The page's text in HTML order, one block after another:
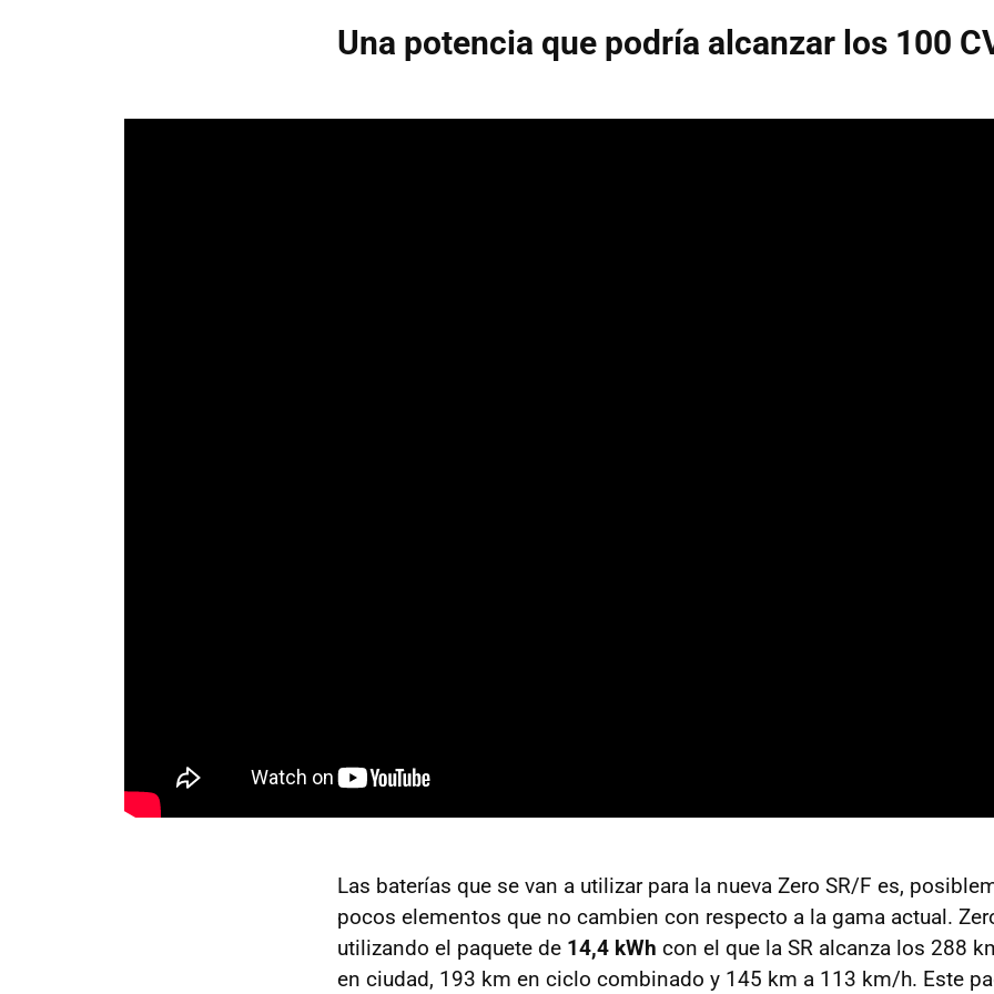
Una potencia que podría alcanzar los 100
Las baterías que se van a utilizar para la nueva Zero SR/F es,
pocos elementos que no cambien con respecto a la gama actual.
utilizando el paquete de 14,4 kWh con el que la SR alcanza los 288
en ciudad, 193 km en ciclo combinado y 145 km a 113 km/h. Este